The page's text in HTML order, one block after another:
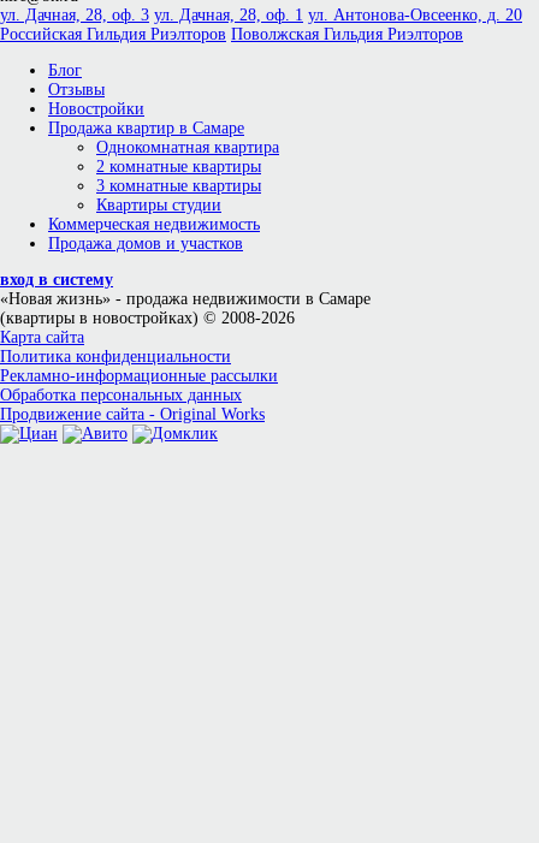
ул. Дачная, 28, оф. 3 ул. Дачная, 28, оф. 1 ул. Антонова-Овсеенко, д. 20
Российская Гильдия Риэлторов Поволжская Гильдия Риэлторов
Блог
Отзывы
Новостройки
Продажа квартир в Самаре
Однокомнатная квартира
2 комнатные квартиры
3 комнатные квартиры
Квартиры студии
Коммерческая недвижимость
Продажа домов и участков
вход в систему
«Новая жизнь» - продажа недвижимости в Самаре
(квартиры в новостройках) © 2008-2026
Карта сайта
Политика конфиденциальности
Рекламно-информационные рассылки
Обработка персональных данных
Продвижение сайта - Original Works